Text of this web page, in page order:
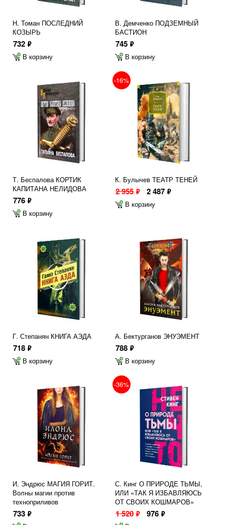
Н. Томан ПОСЛЕДНИЙ
КОЗЫРЬ
732 ф
В корзину
В. Демченко ПОДЗЕМНЫЙ
БАСТИОН
745 ф
В корзину
Т. Беспалова КОРТИК
КАПИТАНА НЕЛИДОВА
776 ф
В корзину
-16%
К. Булычев ТЕАТР ТЕНЕЙ
2 955 ф 2 487 ф
В корзину
Г. Степанян КНИГА АЭДА
718 ф
В корзину
А. Бектурганов ЭНУЭМЕНТ
788 ф
В корзину
И. Эндрюс МАГИЯ ГОРИТ.
Волны магии против
техноприливов
733 ф
-36%
С. Кинг О ПРИРОДЕ ТЬМЫ,
ИЛИ «ТАК Я ИЗБАВЛЯЮСЬ
ОТ СВОИХ КОШМАРОВ»
1 520 ф 976 ф